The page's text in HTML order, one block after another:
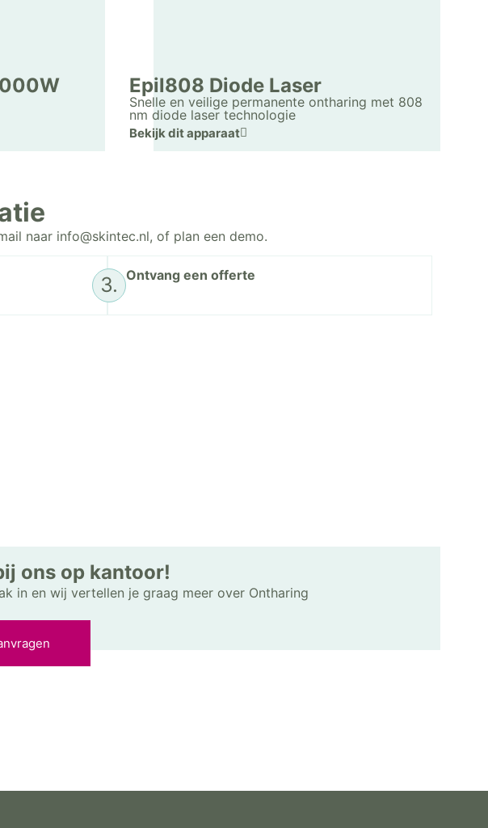
Epil808 Diode Laser
Snelle en veilige permanente ontharing met 808
nm diode laser technologie
Bekijk dit apparaat
naar info@skintec.nl, of plan een demo.
3. Ontvang een offerte
ons op kantoor!
in en wij vertellen je graag meer over Ontharing